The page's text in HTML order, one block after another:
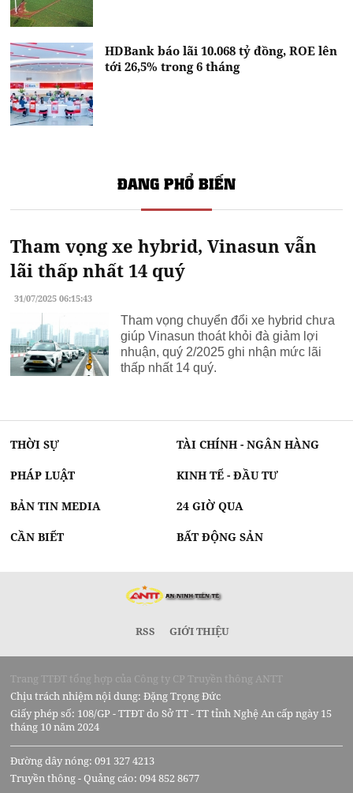
HDBank báo lãi 10.068 tỷ đồng, ROE lên
tới 26,5% trong 6 tháng
ĐANG PHỔ BIẾN
Tham vọng xe hybrid, Vinasun vẫn
lãi thấp nhất 14 quý
31/07/2025 06:15:43
Tham vọng chuyển đổi xe hybrid chưa
giúp Vinasun thoát khỏi đà giảm lợi
nhuận, quý 2/2025 ghi nhận mức lãi
thấp nhất 14 quý.
THỜI SỰ TÀI CHÍNH - NGÂN HÀNG
PHÁP LUẬT KINH TẾ - ĐẦU TƯ
BẢN TIN MEDIA 24 GIỜ QUA
CẦN BIẾT BẤT ĐỘNG SẢN
RSS GIỚI THIỆU
Trang TTĐT tổng hợp của Công ty CP Truyền thông ANTT
Chịu trách nhiệm nội dung: Đặng Trọng Đức
Giấy phép số: 108/GP - TTĐT do Sở TT - TT tỉnh Nghệ An cấp ngày 15
tháng 10 năm 2024
Đường dây nóng: 091 327 4213
Truyền thông - Quảng cáo: 094 852 8677